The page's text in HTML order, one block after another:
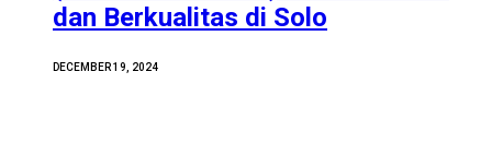
dan Berkualitas di Solo
DECEMBER 19, 2024